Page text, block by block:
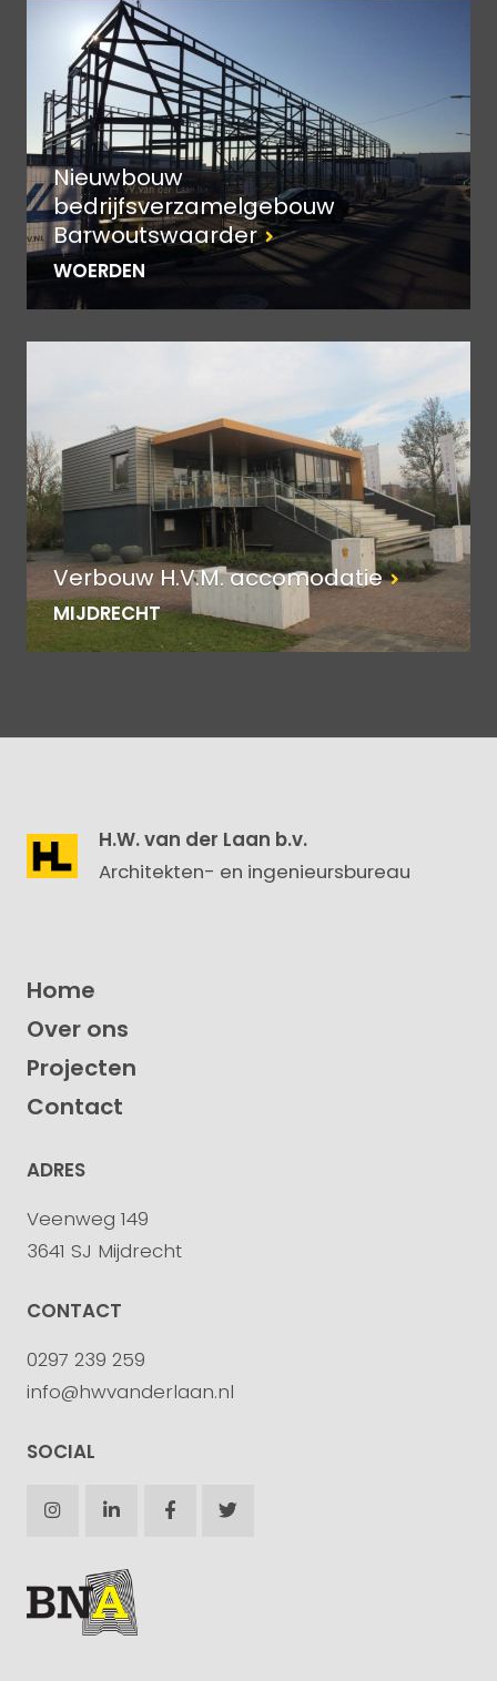
Nieuwbouw
bedrijfsverzamelgebouw
Barwoutswaarder
WOERDEN
Verbouw H.V.M. accomodatie
MIJDRECHT
H.W. van der Laan b.v.
Architekten- en ingenieursbureau
Home
Over ons
Projecten
Contact
ADRES
Veenweg 149
3641 SJ Mijdrecht
CONTACT
0297 239 259
info@hwvanderlaan.nl
SOCIAL